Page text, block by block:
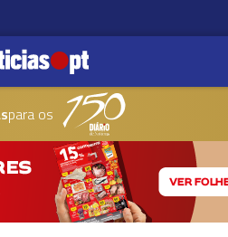
para os